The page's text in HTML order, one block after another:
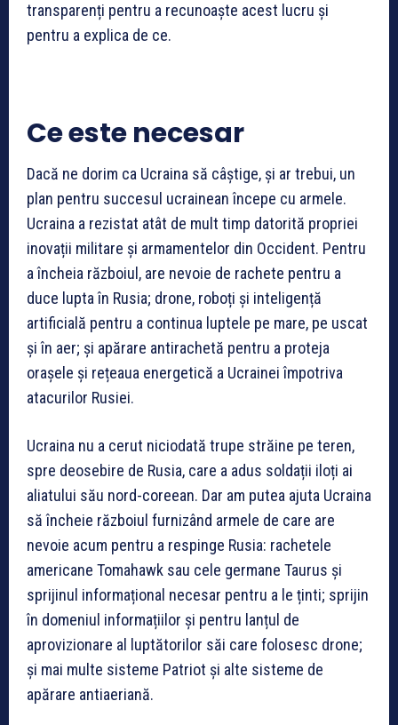
transparenți pentru a recunoaște acest lucru și
pentru a explica de ce.
Ce este necesar
Dacă ne dorim ca Ucraina să câștige, și ar trebui, un
plan pentru succesul ucrainean începe cu armele.
Ucraina a rezistat atât de mult timp datorită propriei
inovații militare și armamentelor din Occident. Pentru
a încheia războiul, are nevoie de rachete pentru a
duce lupta în Rusia; drone, roboți și inteligență
artificială pentru a continua luptele pe mare, pe uscat
și în aer; și apărare antirachetă pentru a proteja
orașele și rețeaua energetică a Ucrainei împotriva
atacurilor Rusiei.
Ucraina nu a cerut niciodată trupe străine pe teren,
spre deosebire de Rusia, care a adus soldații iloți ai
aliatului său nord-coreean. Dar am putea ajuta Ucraina
să încheie războiul furnizând armele de care are
nevoie acum pentru a respinge Rusia: rachetele
americane Tomahawk sau cele germane Taurus și
sprijinul informațional necesar pentru a le ținti; sprijin
în domeniul informațiilor și pentru lanțul de
aprovizionare al luptătorilor săi care folosesc drone;
și mai multe sisteme Patriot și alte sisteme de
apărare antiaeriană.